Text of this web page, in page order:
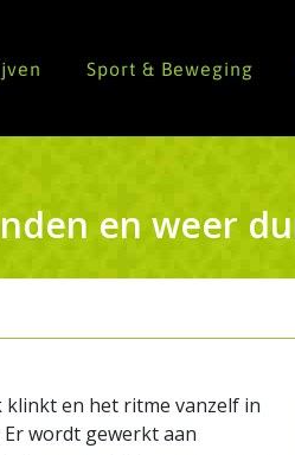
Sport & Beweging
en weer
klinkt en het ritme vanzelf in
wordt gewerkt aan